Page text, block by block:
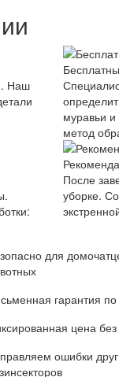
Наш
муравьи
метод
После
уборке.
для
гарантия по
цена
ошибки